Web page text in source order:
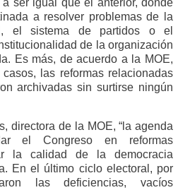
ser igual que el anterior, donde
a resolver problemas de la
el sistema de partidos o el
de la organización
Es más, de acuerdo a la MOE,
las reformas relacionadas
archivadas sin surtirse ningún
directora de la MOE, “la agenda
el Congreso en reformas
la calidad de la democracia
En el último ciclo electoral, por
las deficiencias, vacíos